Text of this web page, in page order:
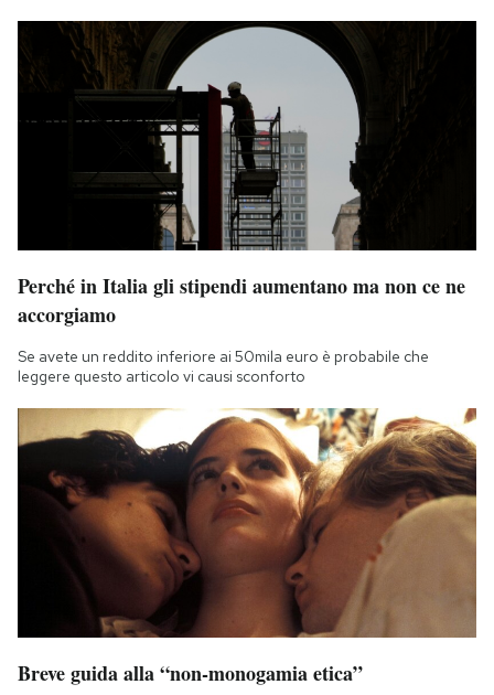
Perché in Italia gli stipendi aumentano ma non ce ne
accorgiamo
Se avete un reddito inferiore ai 50mila euro è probabile che
leggere questo articolo vi causi sconforto
Breve guida alla “non-monogamia etica”